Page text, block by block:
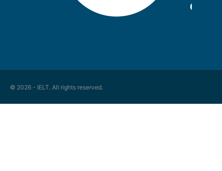
© 2026 - IELT. All rights reserved.